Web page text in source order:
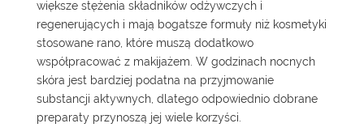
większe stężenia składników odżywczych i
regenerujących i mają bogatsze formuły niż kosmetyki
stosowane rano, które muszą dodatkowo
współpracować z makijażem. W godzinach nocnych
skóra jest bardziej podatna na przyjmowanie
substancji aktywnych, dlatego odpowiednio dobrane
preparaty przynoszą jej wiele korzyści.